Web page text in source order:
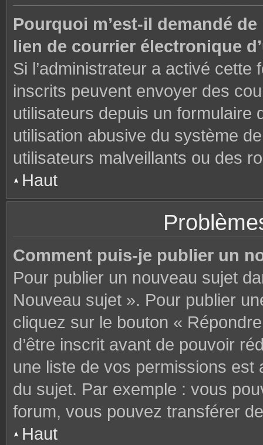
Pourquoi m’est-il demandé
lien de courrier électronique
Si l’administrateur a activé
inscrits peuvent envoyer des
utilisateurs depuis un formulaire
utilisation abusive du système
utilisateurs malveillants ou des
Haut
Comment puis-je publier un
Pour publier un nouveau sujet
Nouveau sujet ». Pour publier
cliquez sur le bouton «
d’être inscrit avant de pouvoir
une liste de vos permissions est
du sujet. Par exemple : vous
forum, vous pouvez transférer
Haut